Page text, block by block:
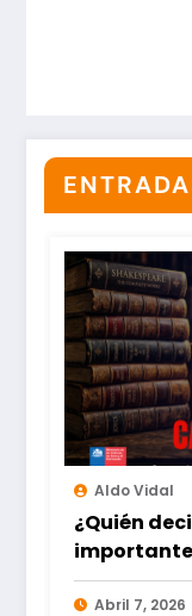
Aldo Vidal
Macari no
momento
Noviembre